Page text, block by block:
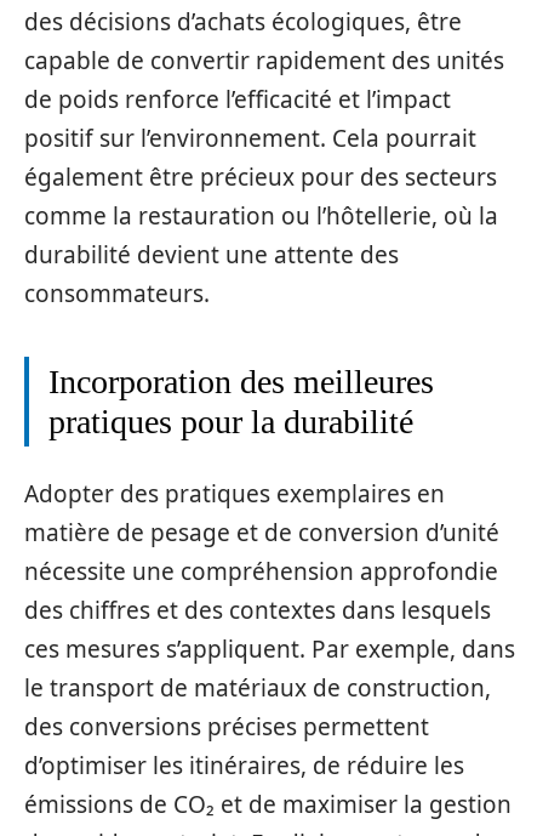
des décisions d’achats écologiques, être
capable de convertir rapidement des unités
de poids renforce l’efficacité et l’impact
positif sur l’environnement. Cela pourrait
également être précieux pour des secteurs
comme la restauration ou l’hôtellerie, où la
durabilité devient une attente des
consommateurs.
Incorporation des meilleures
pratiques pour la durabilité
Adopter des pratiques exemplaires en
matière de pesage et de conversion d’unité
nécessite une compréhension approfondie
des chiffres et des contextes dans lesquels
ces mesures s’appliquent. Par exemple, dans
le transport de matériaux de construction,
des conversions précises permettent
d’optimiser les itinéraires, de réduire les
émissions de CO₂ et de maximiser la gestion